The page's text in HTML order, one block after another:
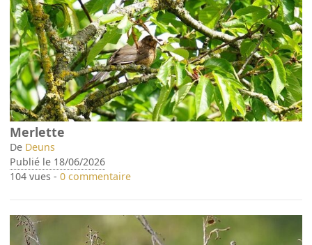
Merlette
De Deuns
Publié le 18/06/2026
104 vues -0 commentaire